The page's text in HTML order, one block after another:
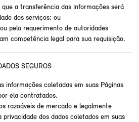
a transferência das informações será
dos serviços; ou
pelo requerimento de autoridades
competência legal para sua requisição.
SEGUROS
informações coletadas em suas Páginas
ela contratados.
razoáveis de mercado e legalmente
dos dados coletados em suas